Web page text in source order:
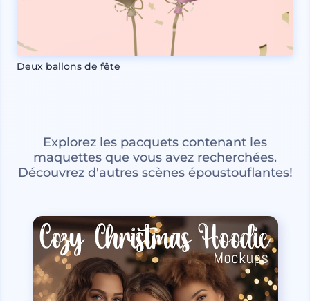
Deux ballons de fête
Explorez les pacquets contenant les
maquettes que vous avez recherchées.
Découvrez d'autres scènes époustouflantes!